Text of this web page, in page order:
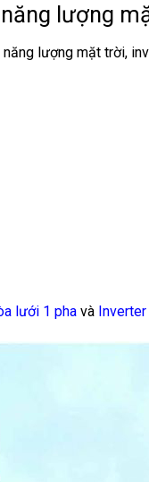
lượng
lượng mặt trời,
lưới 1 pha và